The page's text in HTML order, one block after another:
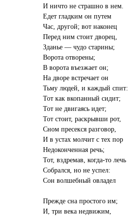
И ничто не страшно в нем.
Едет гладким он путем
Час, другой; вот наконец
Перед ним стоит дворец,
Зданье — чудо старины;
Ворота отворены;
В ворота въезжает он;
На дворе встречает он
Тьму людей, и каждый спит:
Тот как вкопанный сидит;
Тот не двигаясь идет;
Тот стоит, раскрывши рот,
Сном пресекся разговор,
И в устах молчит с тех пор
Недоконченная речь;
Тот, вздремав, когда-то лечь
Собрался, но не успел:
Сон волшебный овладел
Прежде сна простого им;
И, три века недвижим,